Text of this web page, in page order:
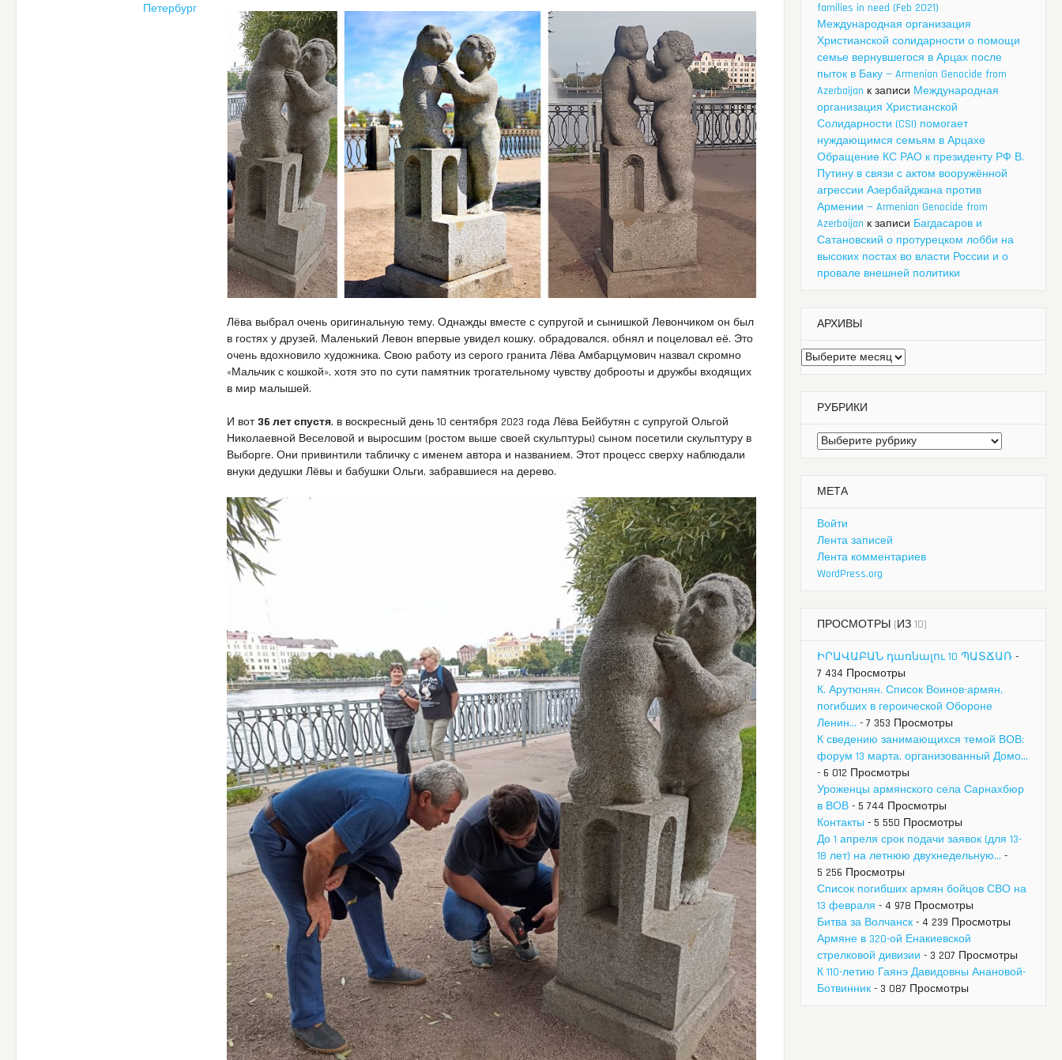
Петербург
Лёва выбрал очень оригинальную тему. Однажды вместе с супругой и сынишкой Левончиком он был
в гостях у друзей. Маленький Левон впервые увидел кошку, обрадовался, обнял и поцеловал её. Это
очень вдохновило художника. Свою работу из серого гранита Лёва Амбарцумович назвал скромно
«Мальчик с кошкой», хотя это по сути памятник трогательному чувству доброоты и дружбы входящих
в мир малышей.
И вот 36 лет спустя, в воскресный день 10 сентября 2023 года Лёва Бейбутян с супругой Ольгой
Николаевной Веселовой и выросшим (ростом выше своей скульптуры) сыном посетили скульптуру в
Выборге. Они привинтили табличку с именем автора и названием. Этот процесс сверху наблюдали
внуки дедушки Лёвы и бабушки Ольги, забравшиеся на дерево.
families in need (Feb 2021)
Международная организация
Христианской солидарности о помощи
семье вернувшегося в Арцах после
пыток в Баку — Armenian Genocide from
Azerbaijan к записи Международная
организация Христианской
Солидарности (CSI) помогает
нуждающимся семьям в Арцахе
Обращение КС РАО к президенту РФ В.
Путину в связи с актом вооружённой
агрессии Азербайджана против
Армении — Armenian Genocide from
Azerbaijan к записи Багдасаров и
Сатановский о протурецком лобби на
высоких постах во власти России и о
провале внешней политики
АРХИВЫ
Архивы
РУБРИКИ
Рубрики
МЕТА
Войти
Лента записей
Лента комментариев
WordPress.org
ПРОСМОТРЫ (ИЗ 10)
ԻՐԱՎԱԲԱՆ դառնալու 10 ՊԱՏՃԱՌ -
7 434 Просмотры
К. Арутюнян. Список Воинов-армян,
погибших в героической Обороне
Ленин... - 7 353 Просмотры
К сведению занимающихся темой ВОВ:
форум 13 марта, организованный Домо...
- 6 012 Просмотры
Уроженцы армянского села Сарнахбюр
в ВОВ - 5 744 Просмотры
Контакты - 5 550 Просмотры
До 1 апреля срок подачи заявок (для 13-
18 лет) на летнюю двухнедельную... -
5 256 Просмотры
Список погибших армян бойцов СВО на
13 февраля - 4 978 Просмотры
Битва за Волчанск - 4 239 Просмотры
Армяне в 320-ой Енакиевской
стрелковой дивизии - 3 207 Просмотры
К 110-летию Гаянэ Давидовны Анановой-
Ботвинник - 3 087 Просмотры